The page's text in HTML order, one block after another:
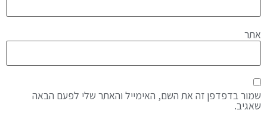
אתר
שמור בדפדפן זה את השם, האימייל והאתר שלי לפעם הבאה
שאגיב.